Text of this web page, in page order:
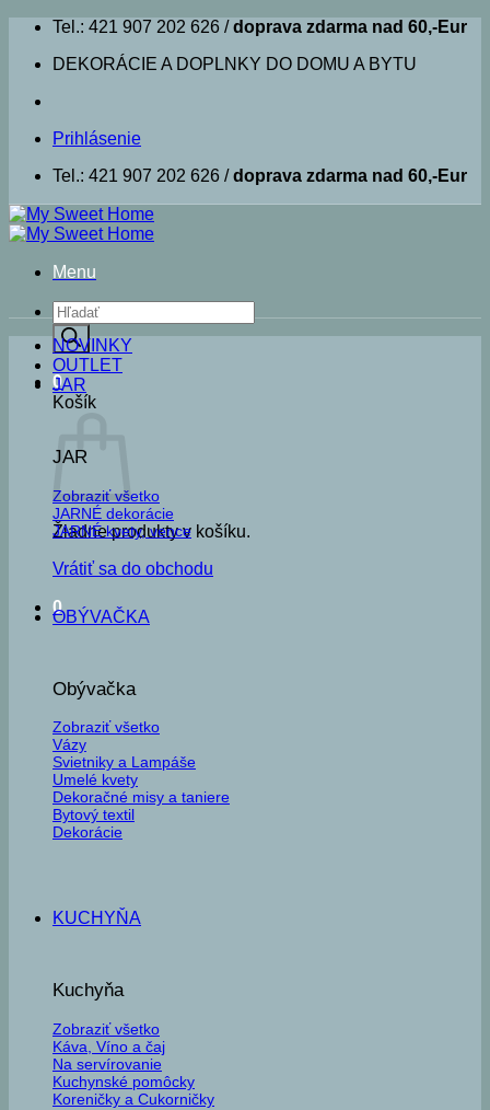
Skip
content
Tel.: 421 907 202 626 /doprava zdarma nad 60,-Eur
DEKORÁCIE A DOPLNKY DO DOMU A BYTU
Prihlásenie
Tel.: 421 907 202 626 /doprava zdarma nad 60,-Eur
Menu
Products
search
0
Košík
Žiadne produkty v košíku.
Vrátiť sa do obchodu
0
NOVINKY
OUTLET
JAR
JAR
Zobraziť všetko
JARNÉ dekorácie
JARNÉ kvety, vence
OBÝVAČKA
Obývačka
Zobraziť všetko
Vázy
Svietniky a Lampáše
Umelé kvety
Dekoračné misy a taniere
Bytový textil
Dekorácie
KUCHYŇA
Kuchyňa
Zobraziť všetko
Káva, Víno a čaj
Na servírovanie
Kuchynské pomôcky
Koreničky a Cukorničky